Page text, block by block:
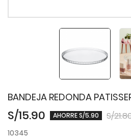
BANDEJA REDONDA
S/15.90 AHORRE S/5.90 S/
10345